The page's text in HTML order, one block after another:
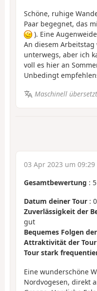
Schöne, ruhige
Paar begegnet, das
). Eine
An diesem
unterwegs, aber ich
voll es hier an
Unbedingt
Maschinell übersetzt
03 Apr 2023 um 09:29
Gesamtbewertung : 5
Datum deiner Tour :
Zuverlässigkeit der
gut
Bequemes Folgen
Attraktivität der Tour
Tour stark
Eine wunderschöne
Nordvogesen, direkt